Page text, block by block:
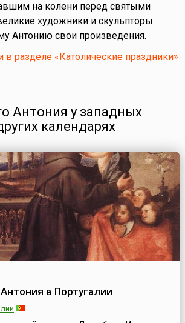
на колени перед святыми
художники и скульпторы
Антонию свои произведения.
в разделе «Католические праздники»
Антония у западных
календарях
в Португалии